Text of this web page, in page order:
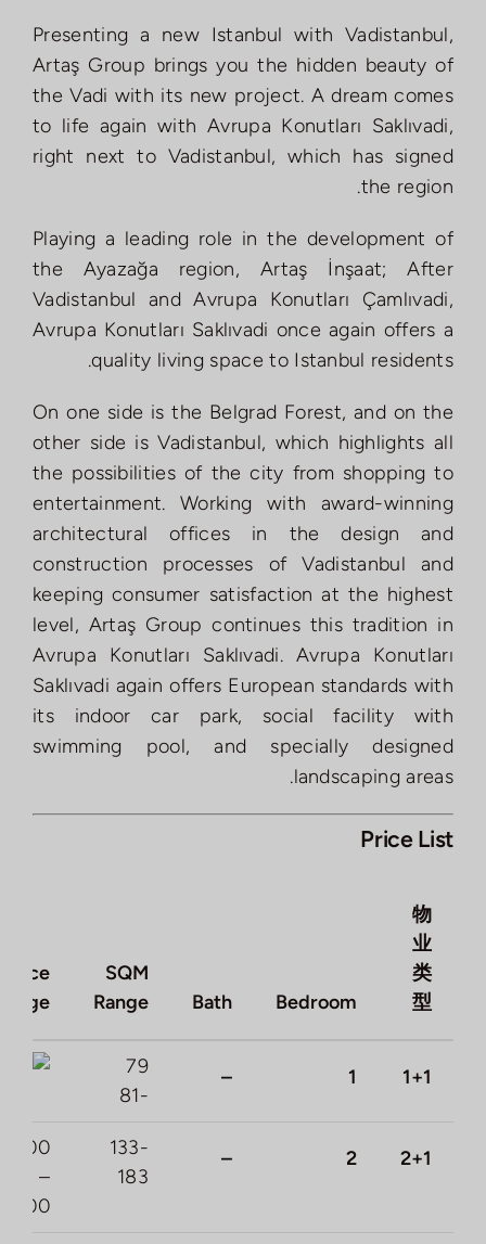
Presenting a new Istanbul with Vadistanbul,
Artaş Group brings you the hidden beauty of
the Vadi with its new project. A dream comes
to life again with Avrupa Konutları Saklıvadi,
right next to Vadistanbul, which has signed
the region.
Playing a leading role in the development of
the Ayazağa region, Artaş İnşaat; After
Vadistanbul and Avrupa Konutları Çamlıvadi,
Avrupa Konutları Saklıvadi once again offers a
quality living space to Istanbul residents.
On one side is the Belgrad Forest, and on the
other side is Vadistanbul, which highlights all
the possibilities of the city from shopping to
entertainment. Working with award-winning
architectural offices in the design and
construction processes of Vadistanbul and
keeping consumer satisfaction at the highest
level, Artaş Group continues this tradition in
Avrupa Konutları Saklıvadi. Avrupa Konutları
Saklıvadi again offers European standards with
its indoor car park, social facility with
swimming pool, and specially designed
landscaping areas.
Price List
物
业
类
型
Bedroom
Bath
SQM
Range
Price
1+1
1
–
79
-81
2+1
2
–
133-
183
–